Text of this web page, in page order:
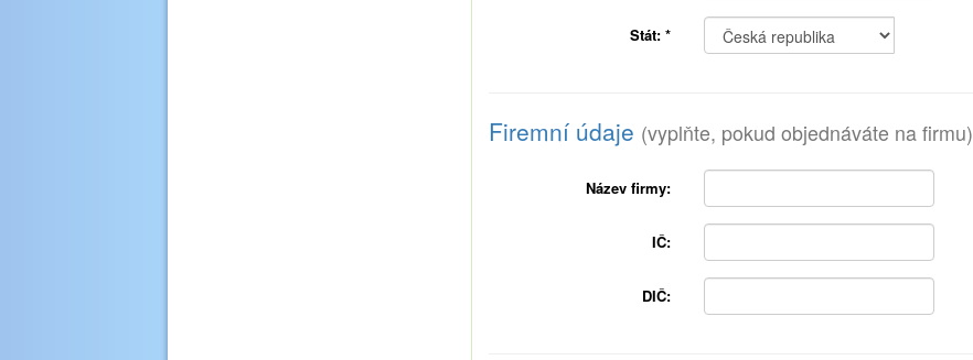
Stát: *
Firemní údaje (vyplňte, pokud objednáváte na firmu)
Název firmy:
IČ:
DIČ: